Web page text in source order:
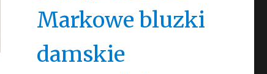
Markowe bluzki
damskie